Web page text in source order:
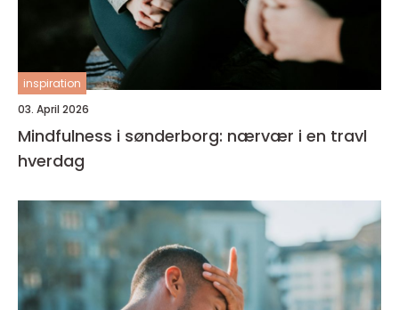
inspiration
03. April 2026
Mindfulness i sønderborg: nærvær i en travl
hverdag